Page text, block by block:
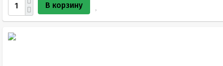
В корзину